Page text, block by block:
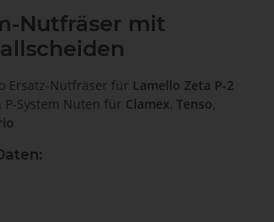
Nutfräser mit
Ersatz-Nutfräser für Lamello Zeta P-2
P-System Nuten für Clamex, Tenso,